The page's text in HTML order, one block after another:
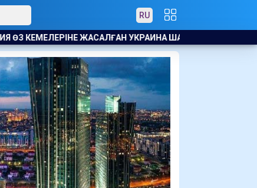
RU
УКРАИНА ШАБУЫЛЫНАН КЕЙІН ҚАРА ТЕҢІЗДЕ КЕМЕ